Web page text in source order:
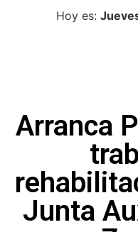
Hoy es:
Arranca
Junta